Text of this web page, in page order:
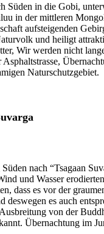
Süden in die Gobi,
in der mittleren
aufsteigenden
und heiligt
Wir werden nicht
Naturschutzgebiet.
nach “Tsagaan
und Wasser
dass es vor der
deswegen es auch
von der
Übernachtung im